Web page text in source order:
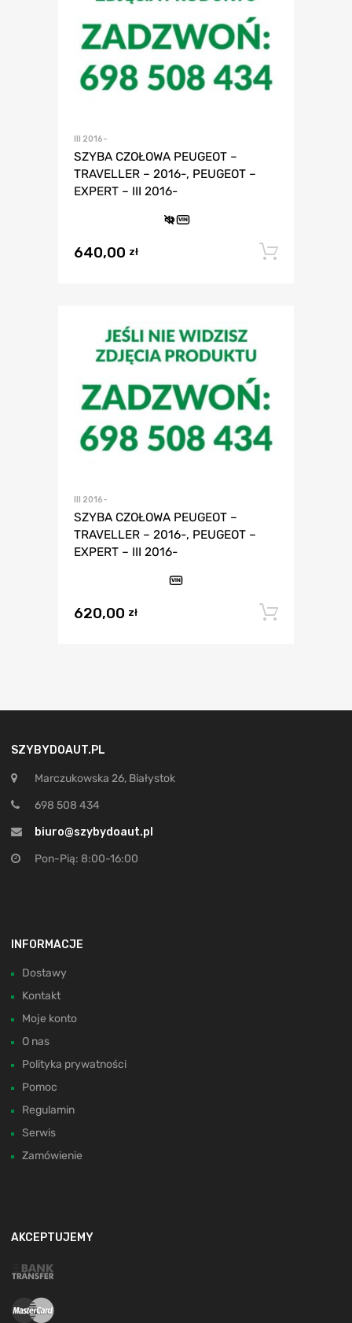
III 2016-
SZYBA CZOŁOWA PEUGEOT –
TRAVELLER – 2016-, PEUGEOT –
EXPERT – III 2016-
VIN
640,00 zł
III 2016-
SZYBA CZOŁOWA PEUGEOT –
TRAVELLER – 2016-, PEUGEOT –
EXPERT – III 2016-
VIN
620,00 zł
SZYBYDOAUT.PL
Marczukowska 26, Białystok
698 508 434
biuro@szybydoaut.pl
Pon-Pią: 8:00-16:00
INFORMACJE
Dostawy
Kontakt
Moje konto
O nas
Polityka prywatności
Pomoc
Regulamin
Serwis
Zamówienie
AKCEPTUJEMY